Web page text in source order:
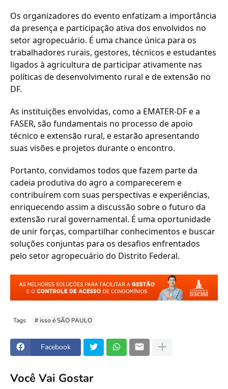
Os organizadores do evento enfatizam a importância
da presença e participação ativa dos envolvidos no
setor agropecuário. É uma chance única para os
trabalhadores rurais, gestores, técnicos e estudantes
ligados à agricultura de participar ativamente nas
políticas de desenvolvimento rural e de extensão no
DF.
As instituições envolvidas, como a EMATER-DF e a
FASER, são fundamentais no processo de apoio
técnico e extensão rural, e estarão apresentando
suas visões e projetos durante o encontro.
Portanto, convidamos todos que fazem parte da
cadeia produtiva do agro a comparecerem e
contribuírem com suas perspectivas e experiências,
enriquecendo assim a discussão sobre o futuro da
extensão rural governamental. É uma oportunidade
de unir forças, compartilhar conhecimentos e buscar
soluções conjuntas para os desafios enfrentados
pelo setor agropecuário do Distrito Federal.
Tags # isso é SÃO PAULO
Facebook
Você Vai Gostar